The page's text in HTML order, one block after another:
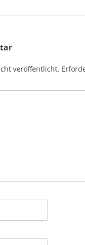
veröffentlicht.